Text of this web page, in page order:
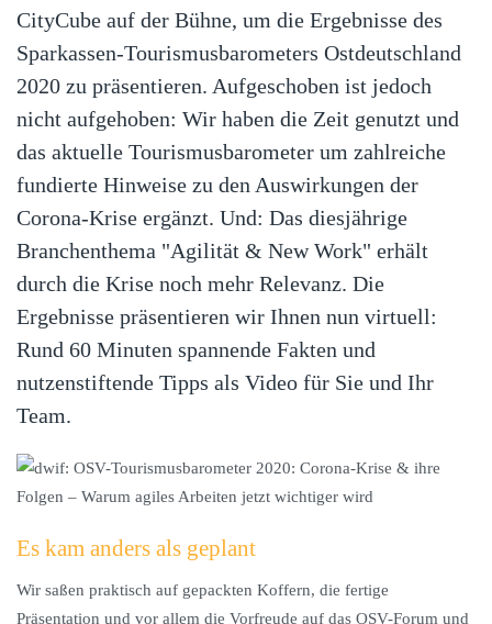
CityCube auf der Bühne, um die Ergebnisse des
Sparkassen-Tourismusbarometers Ostdeutschland
2020 zu präsentieren. Aufgeschoben ist jedoch
nicht aufgehoben: Wir haben die Zeit genutzt und
das aktuelle Tourismusbarometer um zahlreiche
fundierte Hinweise zu den Auswirkungen der
Corona-Krise ergänzt. Und: Das diesjährige
Branchenthema "Agilität & New Work" erhält
durch die Krise noch mehr Relevanz. Die
Ergebnisse präsentieren wir Ihnen nun virtuell:
Rund 60 Minuten spannende Fakten und
nutzenstiftende Tipps als Video für Sie und Ihr
Team.
Es kam anders als geplant
Wir saßen praktisch auf gepackten Koffern, die fertige
Präsentation und vor allem die Vorfreude auf das OSV-Forum und